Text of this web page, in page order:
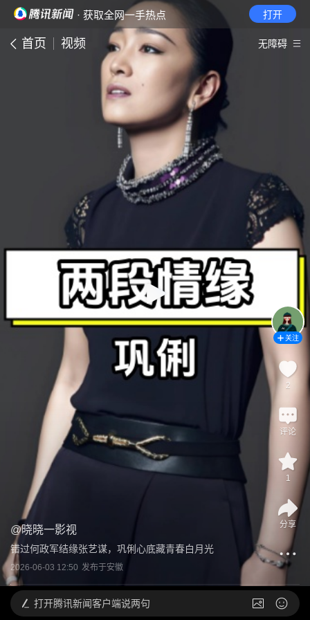
· 获取全网一手热点 打开
首页 视频 无障碍
@晓晓一影视
错过何政军结缘张艺谋，巩俐心底藏青春白月光
2026-06-03 12:50 发布于安徽
关注
2
评论
1
分享
打开腾讯新闻客户端说两句